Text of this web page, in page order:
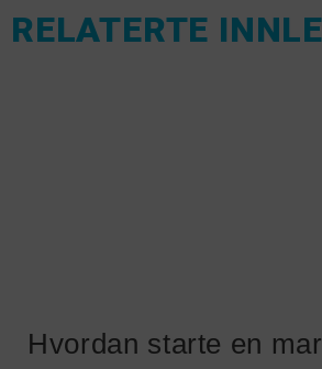
RELATERTE
Hvordan starte en